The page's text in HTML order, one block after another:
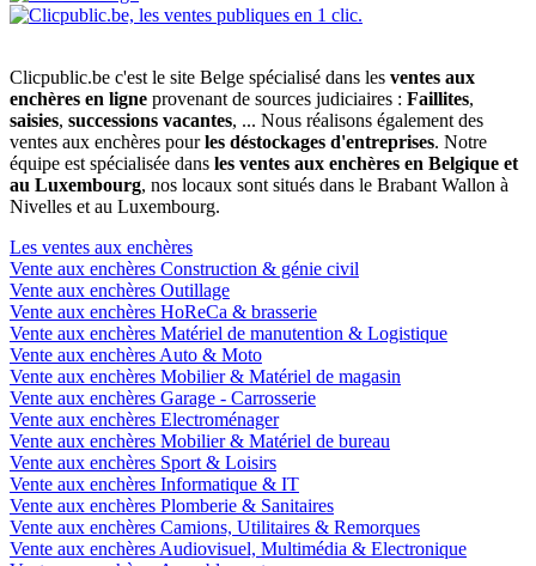
Clicpublic.be c'est le site Belge spécialisé dans les ventes aux
enchères en ligne provenant de sources judiciaires : Faillites,
saisies, successions vacantes, ... Nous réalisons également des
ventes aux enchères pourles déstockages d'entreprises. Notre
équipe est spécialisée dans les ventes aux enchères en Belgique et
au Luxembourg, nos locaux sont situés dans le Brabant Wallon à
Nivelles et au Luxembourg.
Les ventes aux enchères
Vente aux enchères Construction & génie civil
Vente aux enchères Outillage
Vente aux enchères HoReCa & brasserie
Vente aux enchères Matériel de manutention & Logistique
Vente aux enchères Auto & Moto
Vente aux enchères Mobilier & Matériel de magasin
Vente aux enchères Garage - Carrosserie
Vente aux enchères Electroménager
Vente aux enchères Mobilier & Matériel de bureau
Vente aux enchères Sport & Loisirs
Vente aux enchères Informatique & IT
Vente aux enchères Plomberie & Sanitaires
Vente aux enchères Camions, Utilitaires & Remorques
Vente aux enchères Audiovisuel, Multimédia & Electronique